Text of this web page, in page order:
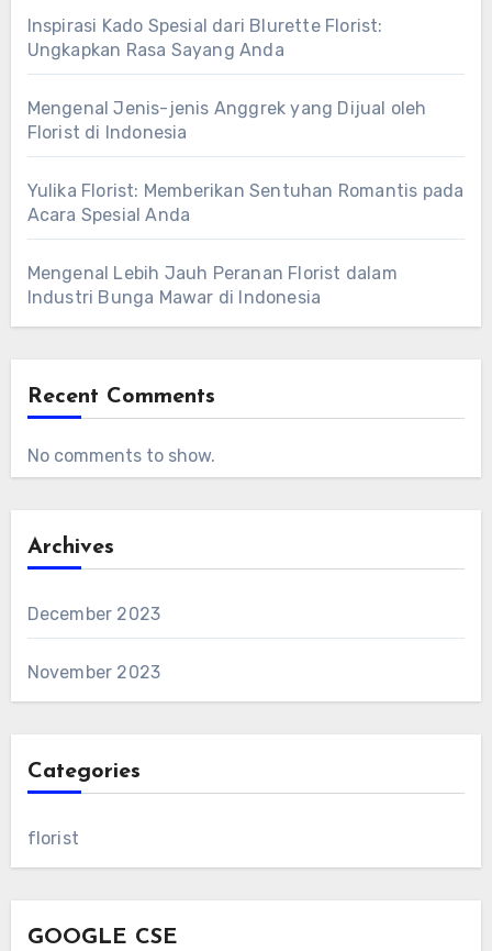
Inspirasi Kado Spesial dari Blurette Florist:
Ungkapkan Rasa Sayang Anda
Mengenal Jenis-jenis Anggrek yang Dijual oleh
Florist di Indonesia
Yulika Florist: Memberikan Sentuhan Romantis pada
Acara Spesial Anda
Mengenal Lebih Jauh Peranan Florist dalam
Industri Bunga Mawar di Indonesia
Recent Comments
No comments to show.
Archives
December 2023
November 2023
Categories
florist
GOOGLE CSE